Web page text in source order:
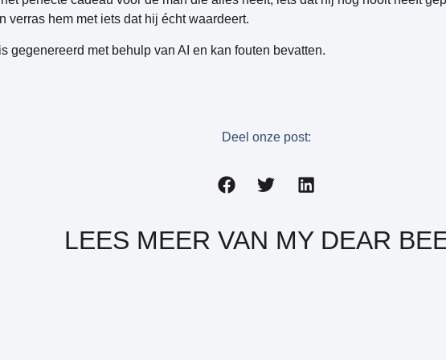
verras hem met iets dat hij écht waardeert.
gegenereerd met behulp van AI en kan fouten bevatten.
Deel onze post:
LEES MEER VAN MY DEAR